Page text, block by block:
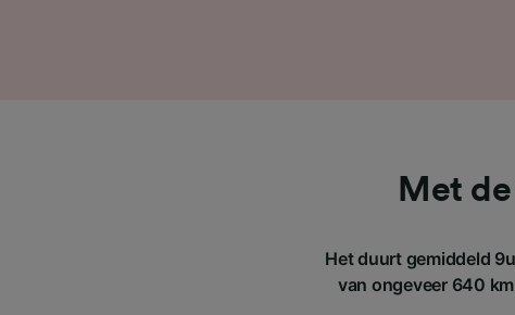
Met
Het duurt gemiddeld
van ongeveer 640